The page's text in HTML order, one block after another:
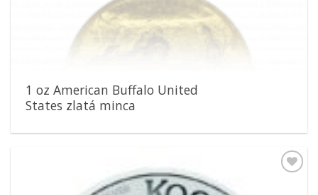
1 oz American Buffalo United
States zlatá minca